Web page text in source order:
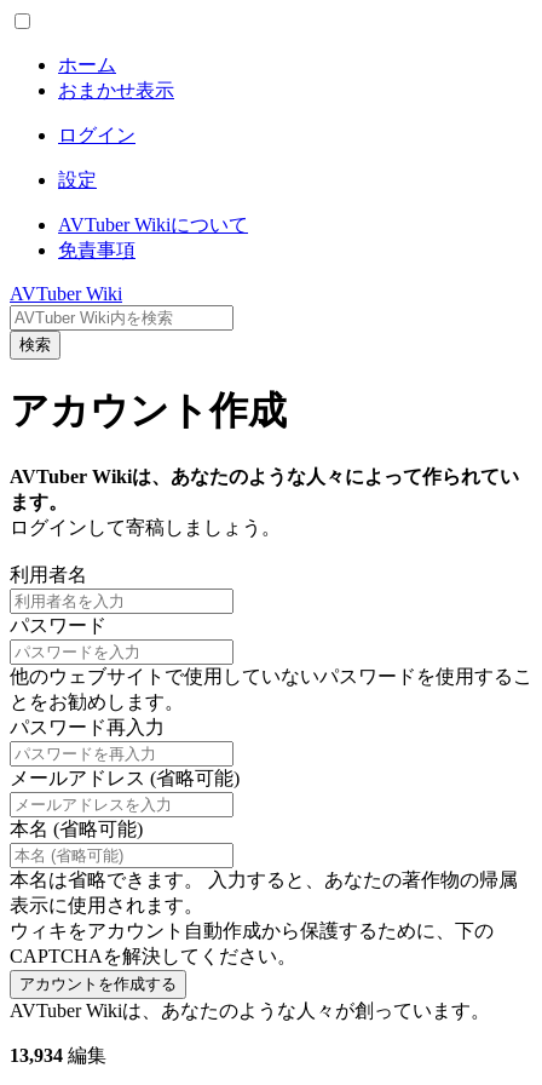
ホーム
おまかせ表示
ログイン
設定
AVTuber Wikiについて
免責事項
AVTuber Wiki
検索
アカウント作成
AVTuber Wikiは、あなたのような人々によって作られてい
ます。
ログインして寄稿しましょう。
利用者名
パスワード
他のウェブサイトで使用していないパスワードを使用するこ
とをお勧めします。
パスワード再入力
メールアドレス (省略可能)
本名 (省略可能)
本名は省略できます。 入力すると、あなたの著作物の帰属
表示に使用されます。
ウィキをアカウント自動作成から保護するために、下の
CAPTCHAを解決してください。
アカウントを作成する
AVTuber Wikiは、あなたのような人々が創っています。
13,934 編集